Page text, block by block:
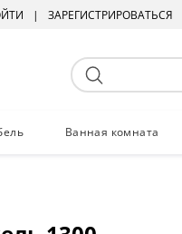
ЗАРЕГИСТРИРОВАТЬСЯ
Ванная комната